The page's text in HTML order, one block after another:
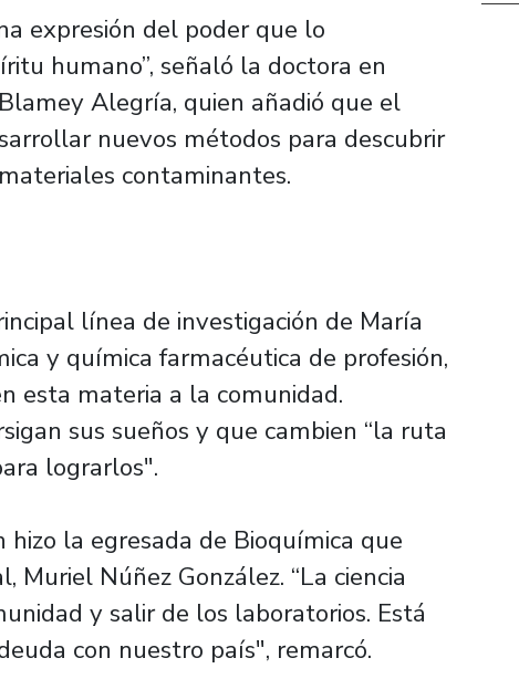
expresión del poder que lo
humano”, señaló la doctora en
Alegría, quien añadió que el
nuevos métodos para descubrir
contaminantes.
línea de investigación de María
y química farmacéutica de profesión,
esta materia a la comunidad.
sus sueños y que cambien “la ruta
lograrlos".
la egresada de Bioquímica que
Núñez González. “La ciencia
y salir de los laboratorios. Está
con nuestro país", remarcó.